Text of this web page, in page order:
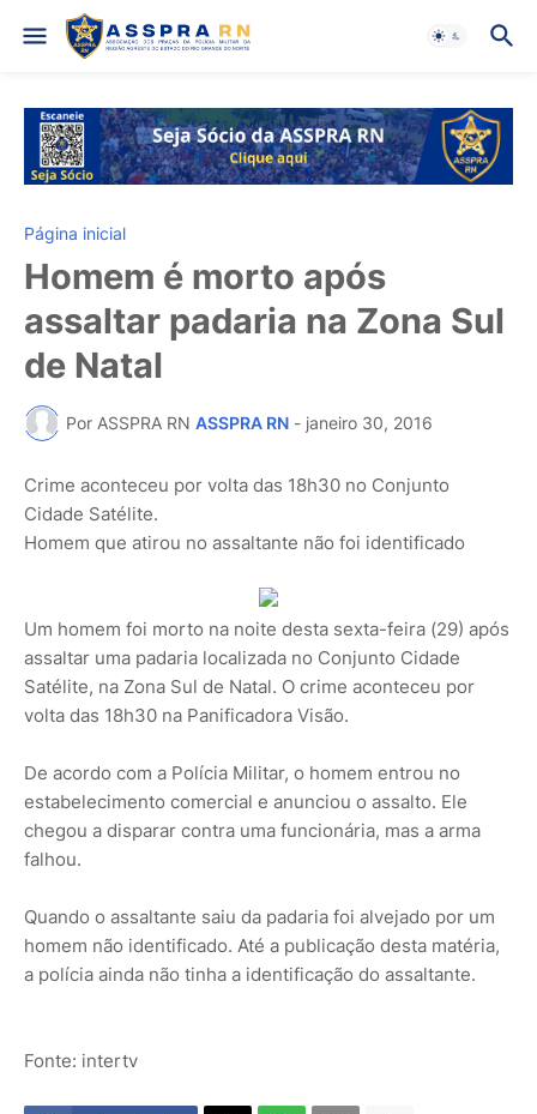
Página inicial
Homem é morto após
assaltar padaria na Zona Sul
de Natal
Por ASSPRA RN ASSPRA RN - janeiro 30, 2016
Crime aconteceu por volta das 18h30 no Conjunto
Cidade Satélite.
Homem que atirou no assaltante não foi identificado
Um homem foi morto na noite desta sexta-feira (29) após
assaltar uma padaria localizada no Conjunto Cidade
Satélite, na Zona Sul de Natal. O crime aconteceu por
volta das 18h30 na Panificadora Visão.
De acordo com a Polícia Militar, o homem entrou no
estabelecimento comercial e anunciou o assalto. Ele
chegou a disparar contra uma funcionária, mas a arma
falhou.
Quando o assaltante saiu da padaria foi alvejado por um
homem não identificado. Até a publicação desta matéria,
a polícia ainda não tinha a identificação do assaltante.
Fonte: intertv